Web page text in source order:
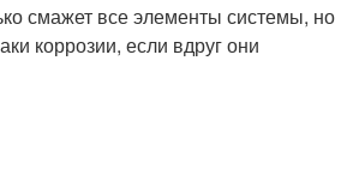
смажет все элементы системы, но
коррозии, если вдруг они